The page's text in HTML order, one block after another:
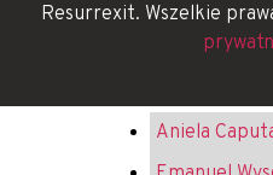
Resurrexit. Wszelkie
Aniela